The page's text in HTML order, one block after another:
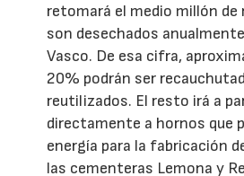
retomará el medio millón de
son desechados
Vasco. De esa cifra,
20% podrán ser
reutilizados. El resto irá a
directamente a hornos que
energía para la fabricación
las cementeras Lemona y